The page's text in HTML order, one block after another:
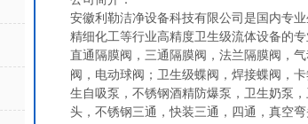
安徽利勒洁净设备科技有限公司 是 国内专业
精细化工等行业高精度卫生级流体设备的专
直通隔膜阀，三通隔膜阀，法兰隔膜阀，气
阀，电动球阀 ； 卫生级蝶阀 ， 焊接蝶阀，
生自吸泵，不锈钢酒精防爆泵，卫生奶泵
头，不锈钢三通，快装三通，四通，真空